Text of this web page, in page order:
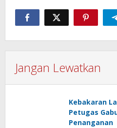
Jangan Lewatkan
Kebakaran
Petugas
Penanganan